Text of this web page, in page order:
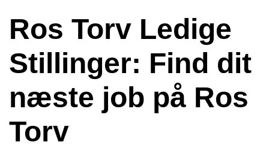
Ros Torv Ledige
Stillinger: Find dit
næste job på Ros
Torv